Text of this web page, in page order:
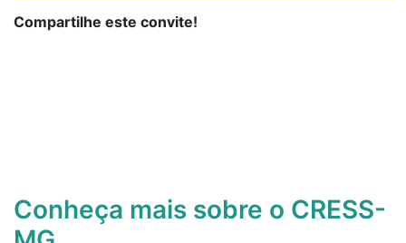
Compartilhe este convite!
Conheça mais sobre o CRESS-